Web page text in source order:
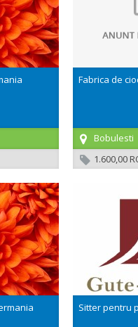
Fabrica de
Bobulesti
1.600,00
Sitter pentru